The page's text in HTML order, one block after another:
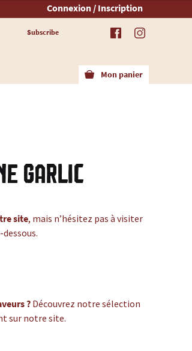
Connexion / Inscription
Mon panier
Subscribe
Garlic
site, mais n’hésitez pas à visiter
?Découvrez notre sélection
sur notre site.